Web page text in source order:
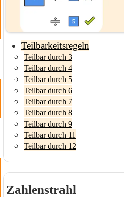
Teilbarkeitsregeln
Teilbar durch 3
Teilbar durch 4
Teilbar durch 5
Teilbar durch 6
Teilbar durch 7
Teilbar durch 8
Teilbar durch 9
Teilbar durch 11
Teilbar durch 12
Zahlenstrahl